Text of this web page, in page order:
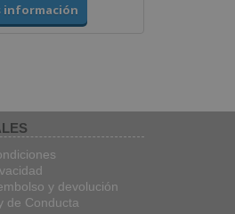
información
y devolución
de Conducta